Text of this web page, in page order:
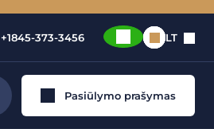
+1845-373-3456 LT
Pasiūlymo prašymas